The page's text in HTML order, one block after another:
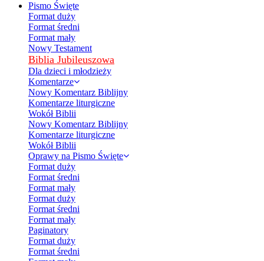
Pismo Święte
Format duży
Format średni
Format mały
Nowy Testament
Biblia Jubileuszowa
Dla dzieci i młodzieży
Komentarze
Nowy Komentarz Biblijny
Komentarze liturgiczne
Wokół Biblii
Nowy Komentarz Biblijny
Komentarze liturgiczne
Wokół Biblii
Oprawy na Pismo Święte
Format duży
Format średni
Format mały
Format duży
Format średni
Format mały
Paginatory
Format duży
Format średni